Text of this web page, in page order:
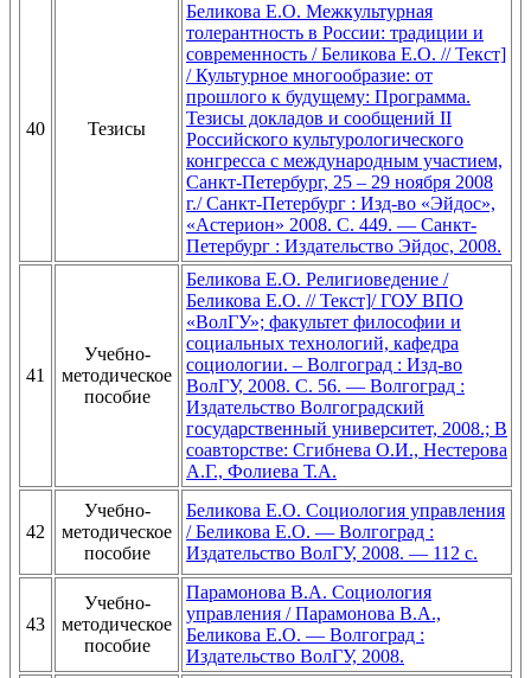
40 Тезисы
Беликова Е.О. Межкультурная
толерантность в России: традиции и
современность / Беликова Е.О. // Текст]
/ Культурное многообразие: от
прошлого к будущему: Программа.
Тезисы докладов и сообщений II
Российского культурологического
конгресса с международным участием,
Санкт-Петербург, 25 – 29 ноября 2008
г./ Санкт-Петербург : Изд-во «Эйдос»,
«Астерион» 2008. С. 449. — Санкт-
Петербург : Издательство Эйдос, 2008.
41
Учебно-
методическое
пособие
Беликова Е.О. Религиоведение /
Беликова Е.О. // Текст]/ ГОУ ВПО
«ВолГУ»; факультет философии и
социальных технологий, кафедра
социологии. – Волгоград : Изд-во
ВолГУ, 2008. С. 56. — Волгоград :
Издательство Волгоградский
государственный университет, 2008.; В
соавторстве: Сгибнева О.И., Нестерова
А.Г., Фолиева Т.А.
42
Учебно-
методическое
пособие
Беликова Е.О. Социология управления
/ Беликова Е.О. — Волгоград :
Издательство ВолГУ, 2008. — 112 с.
43
Учебно-
методическое
пособие
Парамонова В.А. Социология
управления / Парамонова В.А.,
Беликова Е.О. — Волгоград :
Издательство ВолГУ, 2008.